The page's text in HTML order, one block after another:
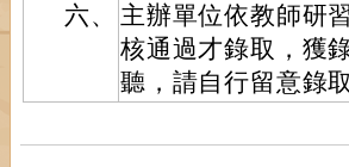
六、
主辦單位依教師研
核通過才錄取，獲
聽，請自行留意錄